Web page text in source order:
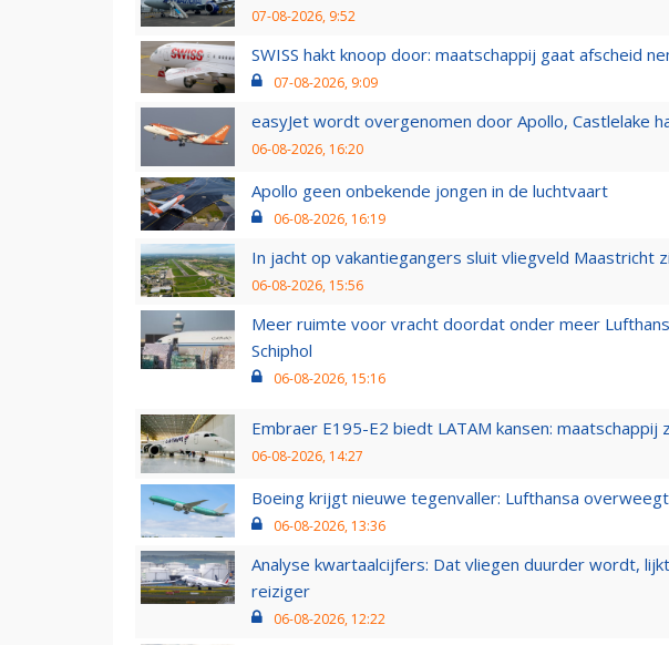
07-08-2026, 9:52
SWISS hakt knoop door: maatschappij gaat afscheid
07-08-2026, 9:09
easyJet wordt overgenomen door Apollo, Castlelake
06-08-2026, 16:20
Apollo geen onbekende jongen in de luchtvaart
06-08-2026, 16:19
In jacht op vakantiegangers sluit vliegveld Maastricht
06-08-2026, 15:56
Meer ruimte voor vracht doordat onder meer
Schiphol
06-08-2026, 15:16
Embraer E195-E2 biedt LATAM kansen:
06-08-2026, 14:27
Boeing krijgt nieuwe tegenvaller: Lufthansa
06-08-2026, 13:36
Analyse kwartaalcijfers: Dat vliegen duurder wordt,
reiziger
06-08-2026, 12:22